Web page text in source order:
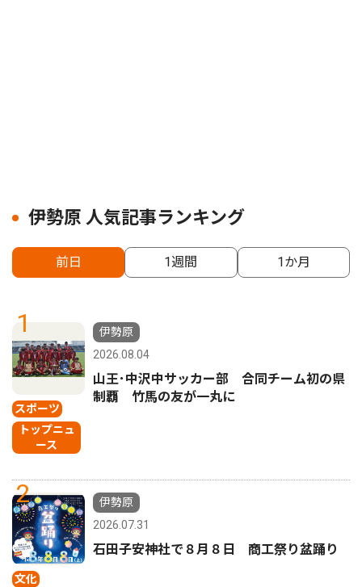
伊勢原 人気記事ランキング
前日 1週間 1か月
1
スポーツ
トップニュ
ース
伊勢原
2026.08.04
山王･中沢中サッカー部 合同チーム初の県
制覇 竹馬の友が一丸に
2
文化
伊勢原
2026.07.31
石田子安神社で８月８日 商工祭り盆踊り